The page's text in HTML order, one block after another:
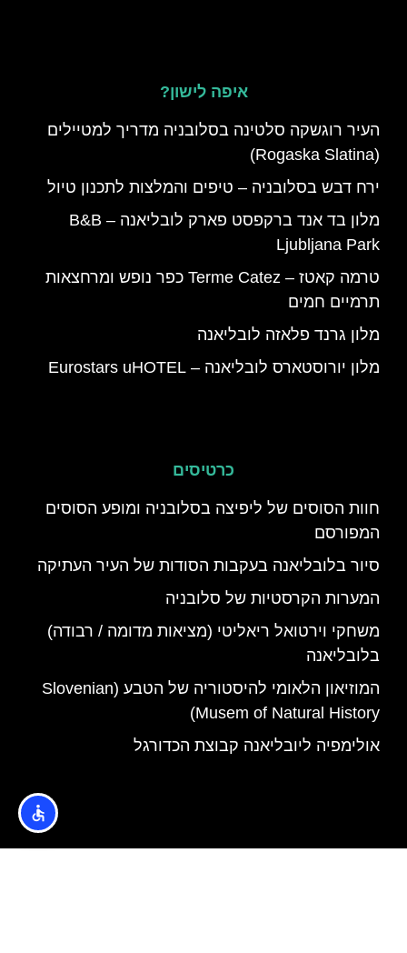
איפה לישון?
העיר רוגשקה סלטינה בסלובניה מדריך למטיילים
(Rogaska Slatina)
ירח דבש בסלובניה – טיפים והמלצות לתכנון טיול
מלון בד אנד ברקפסט פארק לובליאנה – B&B
Ljubljana Park
טרמה קאטז – Terme Catez כפר נופש ומרחצאות
תרמיים חמים
מלון גרנד פלאזה לובליאנה
מלון יורוסטארס לובליאנה – Eurostars uHOTEL
כרטיסים
‪חוות הסוסים של ליפיצה בסלובניה ומופע הסוסים
המפורסם
סיור בלובליאנה בעקבות הסודות של העיר העתיקה
המערות הקרסטיות של סלובניה
משחקי וירטואל ריאליטי (מציאות מדומה / רבודה)
בלובליאנה
המוזיאון הלאומי להיסטוריה של הטבע (Slovenian
Musem of Natural History)
אולימפיה ליובליאנה קבוצת הכדורגל